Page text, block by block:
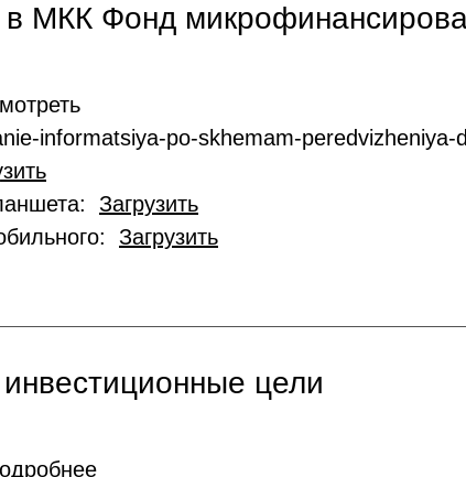
в МКК Фонд
informatsiya-po-skhemam-
Загрузить
Загрузить
цели